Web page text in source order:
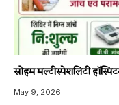
सोहम मल्टीस्पेशलिटी
May 9, 2026